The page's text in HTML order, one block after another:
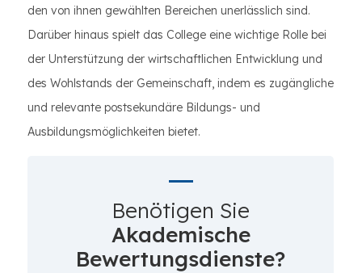
den von ihnen gewählten Bereichen unerlässlich sind.
Darüber hinaus spielt das College eine wichtige Rolle bei
der Unterstützung der wirtschaftlichen Entwicklung und
des Wohlstands der Gemeinschaft, indem es zugängliche
und relevante postsekundäre Bildungs- und
Ausbildungsmöglichkeiten bietet.
Benötigen Sie
Akademische
Bewertungsdienste?